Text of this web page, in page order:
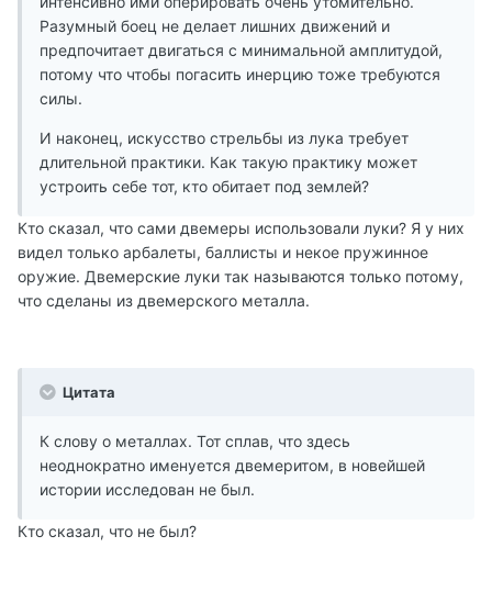
Разумный боец не делает лишних движений и
предпочитает двигаться с минимальной амплитудой,
потому что чтобы погасить инерцию тоже требуются
силы.
И наконец, искусство стрельбы из лука требует
длительной практики. Как такую практику может
устроить себе тот, кто обитает под землей?
Кто сказал, что сами двемеры использовали луки? Я у них
видел только арбалеты, баллисты и некое пружинное
оружие. Двемерские луки так называются только потому,
что сделаны из двемерского металла.
Цитата
К слову о металлах. Тот сплав, что здесь
неоднократно именуется двемеритом, в новейшей
истории исследован не был.
Кто сказал, что не был?